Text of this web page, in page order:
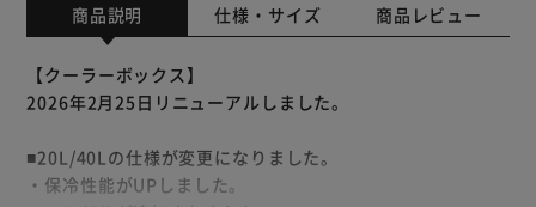
商品説明 仕様・サイズ 商品レビュー
【クーラーボックス】
2026年2月25日リニューアルしました。
■20L/40Lの仕様が変更になりました。
・保冷性能がUPしました。